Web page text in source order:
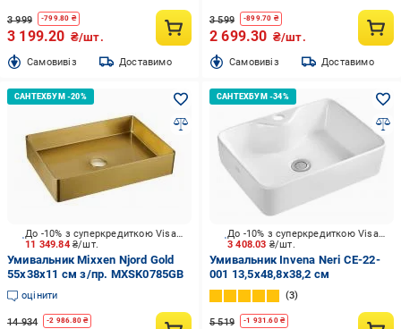
3 999 -799.80 ₴
3 199.20 ₴/шт.
Cамовивіз Доставимо
3 599 -899.70 ₴
2 699.30 ₴/шт.
Cамовивіз Доставимо
11 349.84 ₴/шт.
До -10% з суперкредиткою Visa Вигода
Умивальник Mixxen Njord Gold
55x38x11 см з/пр. MXSK0785GB
оцінити
14 934 -2 986.80 ₴
3 408.03 ₴/шт.
До -10% з суперкредиткою Visa Вигода
Умивальник Invena Neri CE-22-
001 13,5x48,8x38,2 см
3
5 519 -1 931.60₴